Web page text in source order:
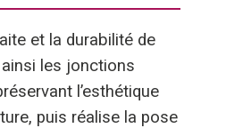
et la durabilité de
les jonctions
l’esthétique
puis réalise la pose